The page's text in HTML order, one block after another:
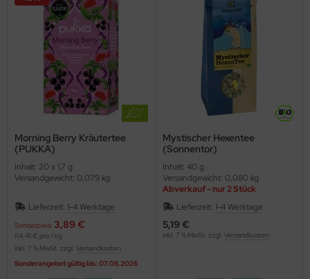
Morning Berry Kräutertee
(PUKKA)
Inhalt: 20 x 1,7 g
Versandgewicht: 0,079 kg
Lieferzeit: 1-4 Werktage
Sonderpreis 3,89 €
114,41 € pro 1 kg
inkl. 7 % MwSt. zzgl. Versandkosten
Sonderangebot gültig bis: 07.08.2026
Mystischer Hexentee
(Sonnentor)
Inhalt: 40 g
Versandgewicht: 0,080 kg
Abverkauf - nur 2 Stück
Lieferzeit: 1-4 Werktage
5,19 €
inkl. 7 % MwSt. zzgl. Versandkosten